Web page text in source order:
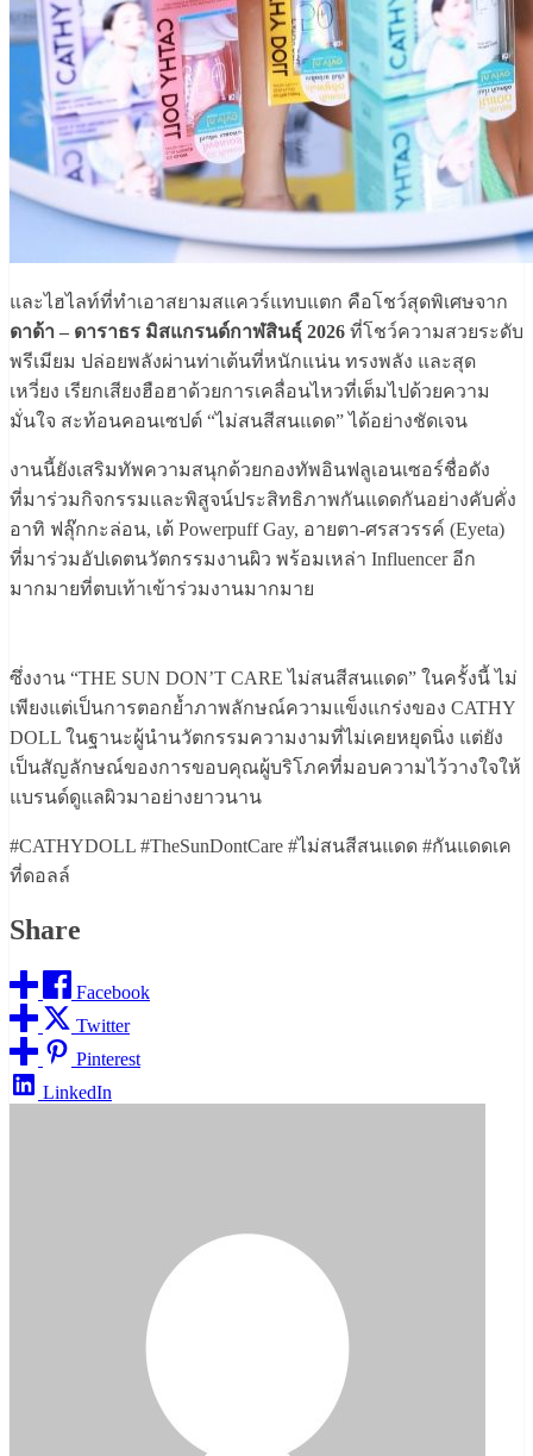
และไฮไลท์ที่ทำเอาสยามสแควร์แทบแตก คือโชว์สุดพิเศษจาก
ดาด้า – ดาราธร มิสแกรนด์กาฬสินธุ์ 2026 ที่โชว์ความสวยระดับ
พรีเมียม ปล่อยพลังผ่านท่าเต้นที่หนักแน่น ทรงพลัง และสุด
เหวี่ยง เรียกเสียงฮือฮาด้วยการเคลื่อนไหวที่เต็มไปด้วยความ
มั่นใจ สะท้อนคอนเซปต์ “ไม่สนสีสนแดด” ได้อย่างชัดเจน
งานนี้ยังเสริมทัพความสนุกด้วยกองทัพอินฟลูเอนเซอร์ชื่อดัง
ที่มาร่วมกิจกรรมและพิสูจน์ประสิทธิภาพกันแดดกันอย่างคับคั่ง
อาทิ ฟลุ๊กกะล่อน, เต้ Powerpuff Gay, อายตา-ศรสวรรค์ (Eyeta)
ที่มาร่วมอัปเดตนวัตกรรมงานผิว พร้อมเหล่า Influencer อีก
มากมายที่ตบเท้าเข้าร่วมงานมากมาย
ซึ่งงาน “THE SUN DON’T CARE ไม่สนสีสนแดด” ในครั้งนี้ ไม่
เพียงแต่เป็นการตอกย้ำภาพลักษณ์ความแข็งแกร่งของ CATHY
DOLL ในฐานะผู้นำนวัตกรรมความงามที่ไม่เคยหยุดนิ่ง แต่ยัง
เป็นสัญลักษณ์ของการขอบคุณผู้บริโภคที่มอบความไว้วางใจให้
แบรนด์ดูแลผิวมาอย่างยาวนาน
#CATHYDOLL #TheSunDontCare #ไม่สนสีสนแดด #กันแดดเค
ที่ดอลล์
Share
Facebook
Twitter
Pinterest
LinkedIn